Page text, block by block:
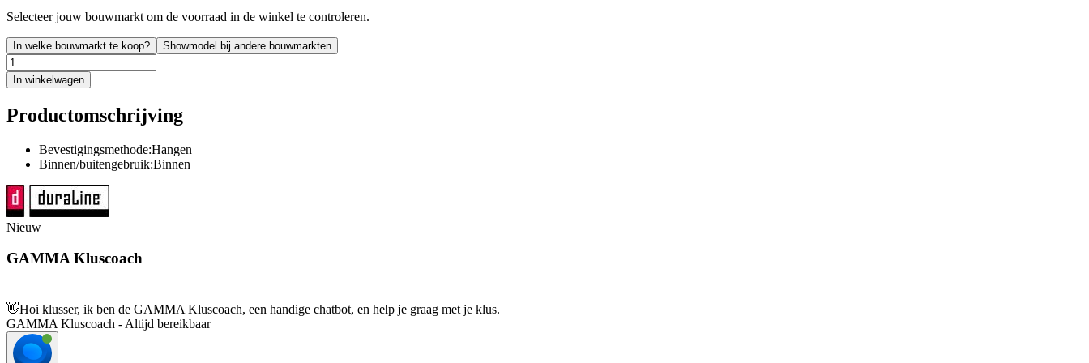
Selecteer jouw bouwmarkt om de voorraad in de winkel te controleren.
In welke bouwmarkt te koop? Showmodel bij andere bouwmarkten
In winkelwagen
Productomschrijving
Bevestigingsmethode:Hangen
Binnen/buitengebruik:Binnen
Nieuw
GAMMA Kluscoach
👋Hoi klusser, ik ben de GAMMA Kluscoach, een handige chatbot, en help je graag met je klus.
GAMMA Kluscoach - Altijd bereikbaar